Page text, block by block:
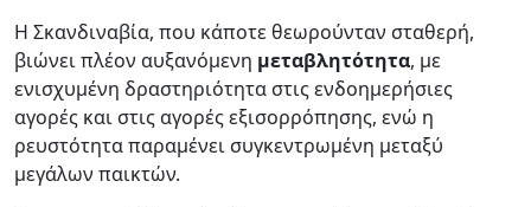
Η Σκανδιναβία, που κάποτε θεωρούνταν σταθερή,
βιώνει πλέον αυξανόμενη μεταβλητότητα, με
ενισχυμένη δραστηριότητα στις ενδοημερήσιες
αγορές και στις αγορές εξισορρόπησης, ενώ η
ρευστότητα παραμένει συγκεντρωμένη μεταξύ
μεγάλων παικτών.